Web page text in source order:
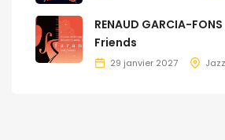
RENAUD GARCIA-
Friends
29 janvier 2027 Jazz